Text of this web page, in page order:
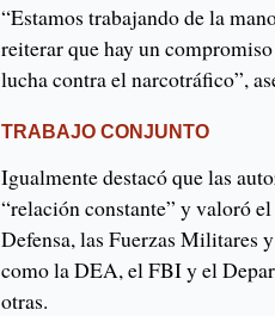
“Estamos trabajando de la
reiterar que hay un
lucha contra el narcotráfico”,
TRABAJO CONJUNTO
Igualmente destacó que las
“relación constante” y valoró
Defensa, las Fuerzas Militares
como la DEA, el FBI y el
otras.